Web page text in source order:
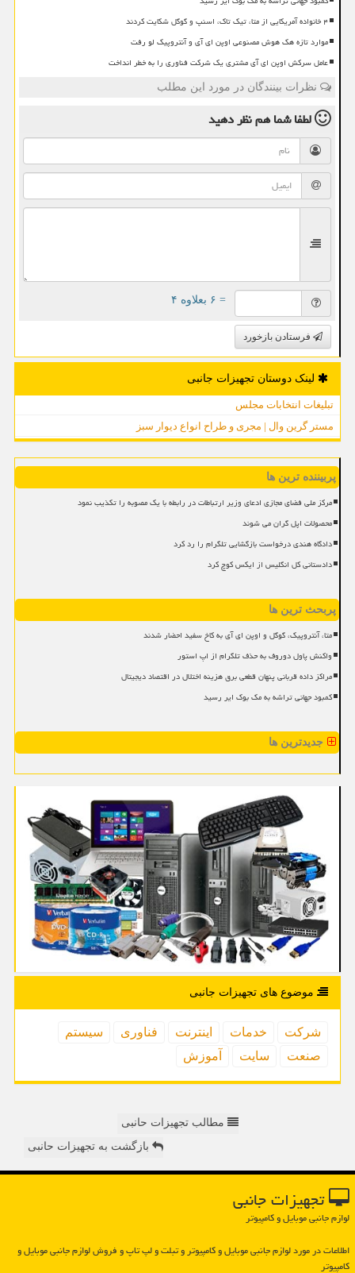
۴ خانواده آمریکایی از متا، تیک تاک، اسنپ و گوگل شکایت کردند
موارد تازه هک هوش مصنوعی اوپن ای آی و آنتروپیک لو رفت
عامل سرکش اوپن ای آی مشتری یک شرکت فناوری را به خطر انداخت
نظرات بینندگان در مورد این مطلب
لطفا شما همنظر دهید
= ۶ بعلاوه ۴
فرستادن بازخورد
لینک دوستان تجهیزات جانبی
تبلیغات انتخابات مجلس
مستر گرین وال | مجری و طراح انواع دیوار سبز
پربیننده ترین ها
مرکز ملی فضای مجازی ادعای وزیر ارتباطات در رابطه با یک مصوبه را تکذیب نمود
محصولات اپل گران می شوند
دادگاه هندی درخواست بازگشایی تلگرام را رد کرد
دادستانی کل انگلیس از ایکس کوچ کرد
پربحث ترین ها
متا، آنتروپیک، گوگل و اوپن ای آی به کاخ سفید احضار شدند
واکنش پاول دوروف به حذف تلگرام از اپ استور
مراکز داده قربانی پنهان قطعی برق هزینه اختلال در اقتصاد دیجیتال
کمبود جهانی تراشه به مک بوک ایر رسید
جدیدترین ها
موضوع های تجهیزات جانبی
شركت خدمات اینترنت فناوری
سیستم
صنعت
سایت آموزش
مطالب تجهیزات حانبی
بازگشت به تجهیزات حانبی
تجهیزات جانبی
لوازم جانبی موبایل و کامپیوتر
اطلاعات در مورد لوازم جانبی موبایل و كامپیوتر و تبلت و لپ تاپ و فروش لوازم جانبی موبایل و
كامپیوتر